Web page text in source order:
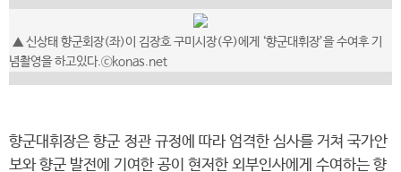
▲ 신상태 향군회장(좌)이 김장호 구미시장(우)에게 ‘향군대휘장’을 수여후 기
념촬영을 하고있다.ⓒkonas.net
향군대휘장은 향군 정관 규정에 따라 엄격한 심사를 거쳐 국가안
보와 향군 발전에 기여한 공이 현저한 외부인사에게 수여하는 향